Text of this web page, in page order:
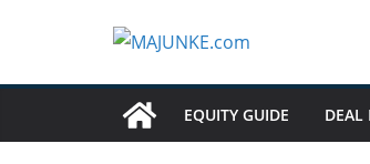
EQUITY GUIDE DEAL